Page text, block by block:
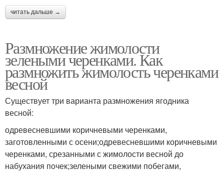
читать дальше →
Размножение жимолости
зелеными черенками. Как
размножить жимолость черенками
весной
Существует три варианта размножения ягодника
весной:
одревесневшими коричневыми черенками,
заготовленными с осени;одревесневшими коричневыми
черенками, срезанными с жимолости весной до
набухания почек;зелеными свежими побегами,